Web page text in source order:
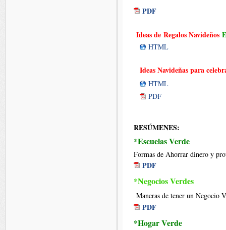
PDF
Ideas de Regalos Navideños
HTML
Ideas Navideñas para
HTML
PDF
RESÚMENES:
*Escuelas Verde
Formas de Ahorrar dinero y
PDF
*Negocios Verdes
Maneras de tener un Negocio
PDF
*Hogar Verde